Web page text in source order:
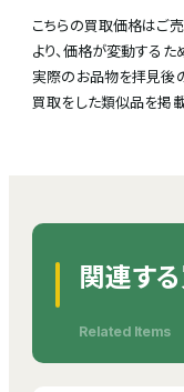
こちらの買取価格はご
より、価格が変動するた
実際のお品物を拝見後
買取をした類似品を掲
関連す
Related Items